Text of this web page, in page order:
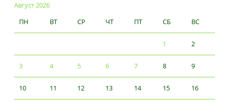
Август 2026
ПН
ВТ СР ЧТ ПТ СБ ВС
1 2
3 4 5 6 7 8 9
10 11 12 13 14 15 16